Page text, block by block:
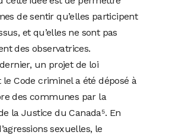
de sentir qu’elles participent
et qu’elles ne sont pas
des observatrices.
un projet de loi
Code criminel a été déposé à
des communes par la
la Justice du Canada⁵. En
sexuelles, le